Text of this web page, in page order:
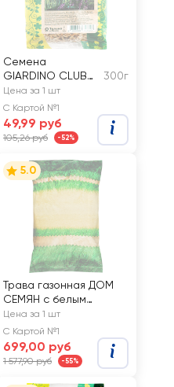
Семена
GIARDINO CLUB
Смесь вико-
ржаная
300г
Цена за 1 шт
С Картой №1
49,99 руб
105,26 руб -52%
5.0
Трава газонная ДОМ
СЕМЯН с белым
клевером, эко, 1,5кг
Цена за 1 шт
С Картой №1
699,00 руб
1 577,90 руб -55%